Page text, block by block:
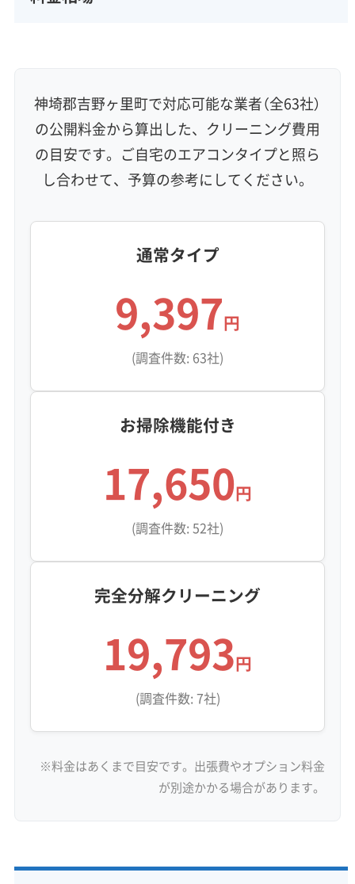
神埼郡吉野ヶ里町で対応可能な業者（全63社）
の公開料金から算出した、クリーニング費用
の目安です。ご自宅のエアコンタイプと照ら
し合わせて、予算の参考にしてください。
通常タイプ
9,397円
(調査件数: 63社)
お掃除機能付き
17,650円
(調査件数: 52社)
完全分解クリーニング
19,793円
(調査件数: 7社)
※料金はあくまで目安です。出張費やオプション料金
が別途かかる場合があります。